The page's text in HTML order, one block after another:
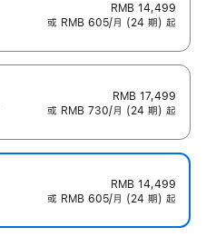
RMB 14,499
或 RMB 605/月 (24 期) 起
RMB 17,499
或 RMB 730/月 (24 期) 起
RMB 14,499
或 RMB 605/月 (24 期) 起